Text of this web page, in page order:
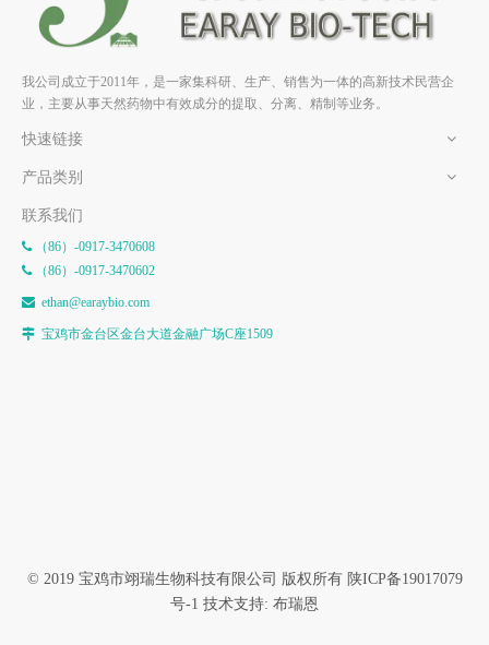
我公司成立于2011年，是一家集科研、生产、销售为一体的高新技术民营企
业，主要从事天然药物中有效成分的提取、分离、精制等业务。
快速链接
产品类别
联系我们
（86）-0917-3470608
（86）-0917-3470602
 ethan@earaybio.com
 宝鸡市金台区金台大道金融广场C座1509
© 2019 宝鸡市翊瑞生物科技有限公司 版权所有 陕ICP备19017079
号-1 技术支持: 布瑞恩